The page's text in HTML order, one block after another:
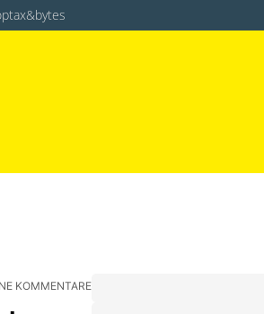
tax&bytes
KOMMENTARE